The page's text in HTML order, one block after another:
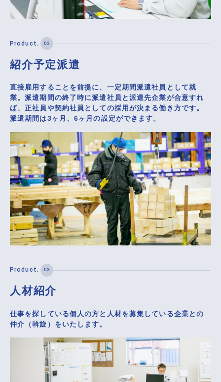
紹介予定派遣
直接雇用することを前提に、一定期間派遣社員として就
業。派遣期間の終了時に派遣社員と派遣先企業が合意すれ
ば、正社員や契約社員としての採用が決まる働き方です。
派遣期間は3ヶ月、6ヶ月の設定ができます。
人材紹介
仕事を探している個人の方と人材を募集している企業との
仲介（斡旋）をいたします。